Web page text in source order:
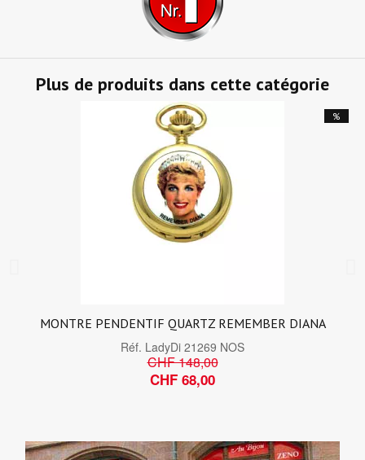
Plus de produits dans cette catégorie
%
MONTRE PENDENTIF QUARTZ REMEMBER DIANA
Réf. LadyDi 21269 NOS
CHF 148,00
CHF 68,00